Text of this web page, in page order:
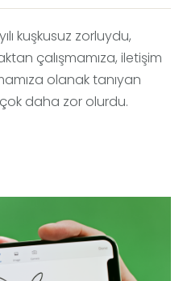
kuşkusuz zorluydu,
çalışmamıza, iletişim
olanak tanıyan
daha zor olurdu.